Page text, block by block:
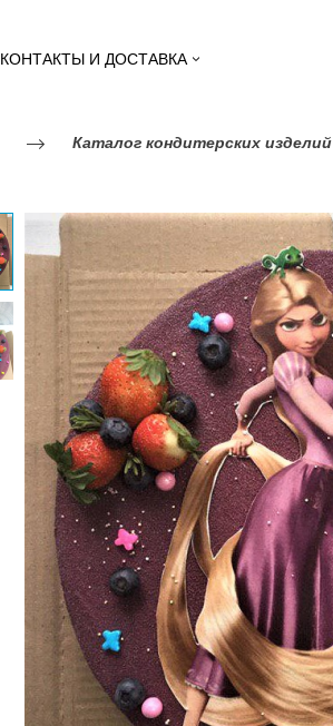
КОНТАКТЫ И ДОСТАВКА
Каталог кондитерских изделий